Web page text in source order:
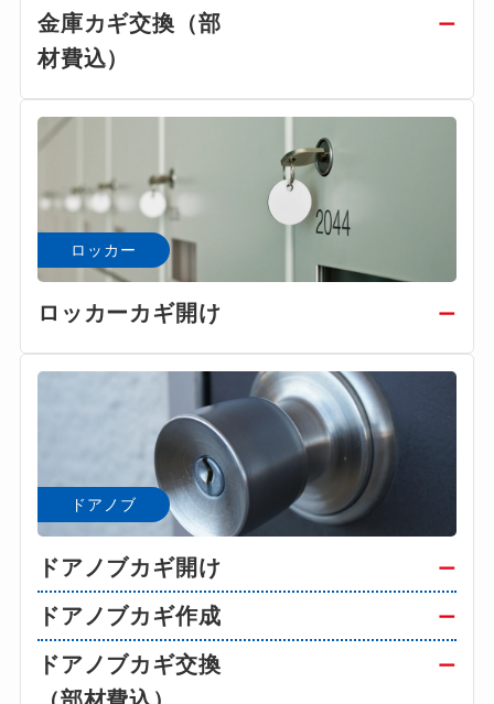
金庫カギ交換（部
材費込）
ー
ロッカー
ロッカーカギ開け ー
ドアノブ
ドアノブカギ開け ー
ドアノブカギ作成 ー
ドアノブカギ交換
ー